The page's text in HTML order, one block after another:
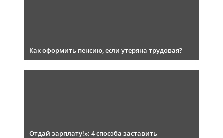
Как оформить пенсию, если утеряна трудовая?
Отдай зарплату!»: 4 способа заставить